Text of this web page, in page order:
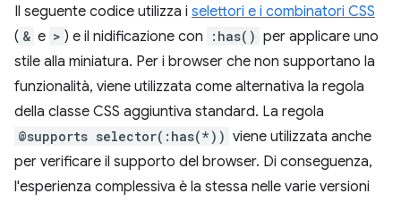
Il seguente codice utilizza i selettori e i combinatori CSS
( & e > ) e il nidificazione con :has() per applicare uno
stile alla miniatura. Per i browser che non supportano la
funzionalità, viene utilizzata come alternativa la regola
della classe CSS aggiuntiva standard. La regola
@supports selector(:has(*)) viene utilizzata anche
per verificare il supporto del browser. Di conseguenza,
l'esperienza complessiva è la stessa nelle varie versioni